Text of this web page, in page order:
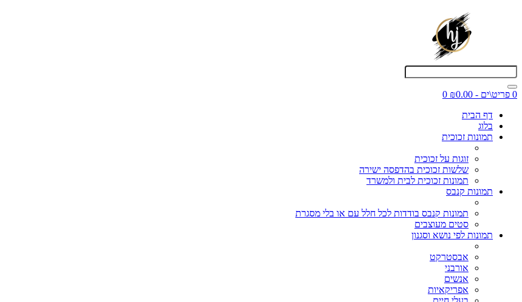
0 פריט\ים - ₪0.00
0
דף הבית
בלוג
תמונות זכוכית
זוגות על זכוכית
שלשות זכוכית בהדפסה ישירה
תמונות זכוכית לבית ולמשרד
תמונות קנבס
תמונות קנבס בודדות לכל חלל עם או בלי מסגרת
סטים מעוצבים
תמונות לפי נושא וסגנון
אבסטרקט
אורבני
אנשים
אפריקאיות